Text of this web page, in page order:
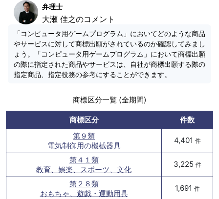
弁理士
大瀬 佳之のコメント
「コンピュータ用ゲームプログラム」においてどのような商品
やサービスに対して商標出願がされているのか確認してみまし
ょう。「コンピュータ用ゲームプログラム」において商標出願
の際に指定された商品やサービスは、自社が商標出願する際の
指定商品、指定役務の参考にすることができます。
商標区分一覧 (全期間)
商標区分
件数
第９類
電気制御用の機械器具
4,401 件
第４１類
教育、娯楽、スポーツ、文化
3,225 件
第２８類
おもちゃ、遊戯・運動用具
1,691 件